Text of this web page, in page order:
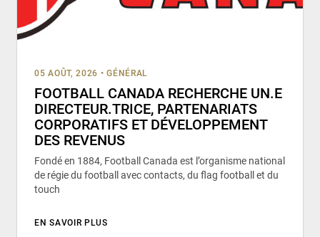
05 AOÛT, 2026 • GÉNÉRAL
FOOTBALL CANADA RECHERCHE UN.E
DIRECTEUR.TRICE, PARTENARIATS
CORPORATIFS ET DÉVELOPPEMENT
DES REVENUS
Fondé en 1884, Football Canada est l’organisme national
de régie du football avec contacts, du flag football et du
touch
EN SAVOIR PLUS